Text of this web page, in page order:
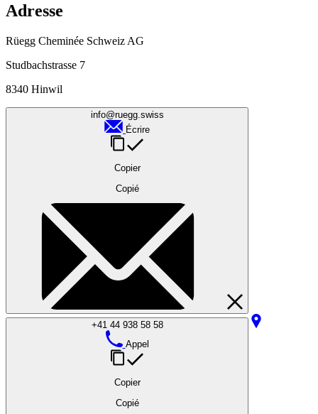
Adresse
Rüegg Cheminée Schweiz AG
Studbachstrasse 7
8340 Hinwil
info@ruegg.swiss
Écrire
Copier
Copié
+41 44 938 58 58
Appel
Copier
Copié